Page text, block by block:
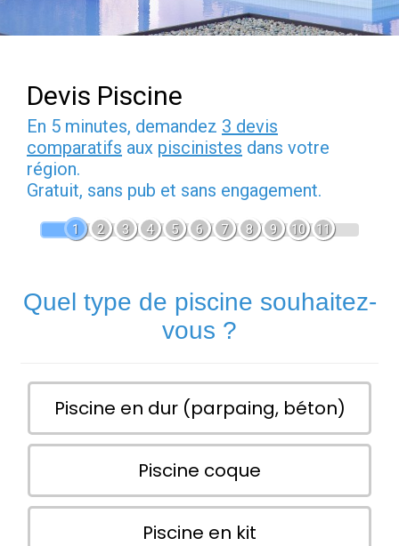
Devis Piscine
En 5 minutes, demandez 3 devis
comparatifs aux piscinistes dans votre
région.
Gratuit, sans pub et sans engagement.
1 2 3 4 5 6 7 8 9 10 11
Quel type de piscine souhaitez-
vous ?
Piscine en dur (parpaing, béton)
Piscine coque
Piscine en kit